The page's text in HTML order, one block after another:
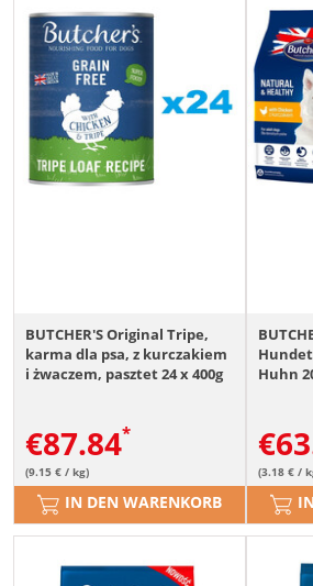
BUTCHER'S Original Tripe,
karma dla psa, z kurczakiem
i żwaczem, pasztet 24 x 400g
€87.84
(9.15 € / kg)
IN DEN WARENKORB
Huhn
€
(3.18 € /